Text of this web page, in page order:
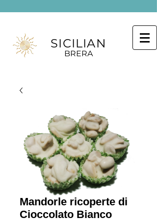
SICILIAN
BRERA
Mandorle ricoperte di
Cioccolato Bianco